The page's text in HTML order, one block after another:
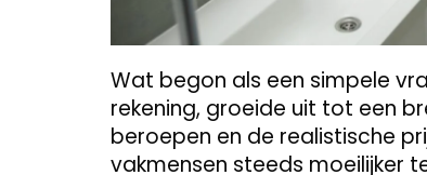
Wat begon als een simpele
rekening, groeide uit tot een
beroepen en de realistische
vakmensen steeds moeilijker